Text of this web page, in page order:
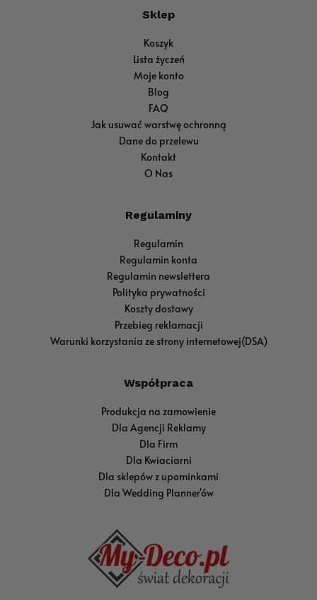
Sklep
Koszyk
Lista życzeń
Moje konto
Blog
FAQ
Jak usuwać warstwę ochronną
Dane do przelewu
Kontakt
O Nas
Regulaminy
Regulamin
Regulamin konta
Regulamin newslettera
Polityka prywatności
Koszty dostawy
Przebieg reklamacji
Warunki korzystania ze strony internetowej(DSA)
Współpraca
Produkcja na zamowienie
Dla Agencji Reklamy
Dla Firm
Dla Kwiaciarni
Dla sklepów z upominkami
Dla Wedding Planner'ów